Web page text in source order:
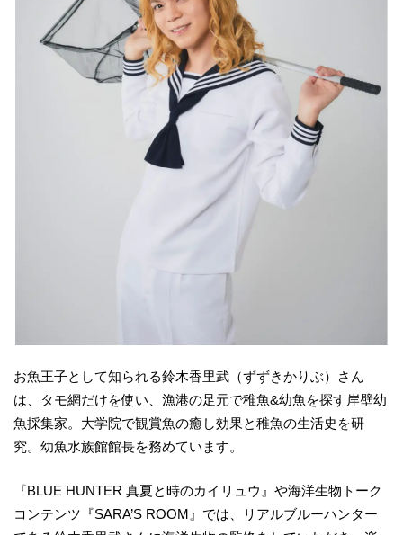
お魚王子として知られる鈴木香里武（ずずきかりぶ）さん
は、タモ網だけを使い、漁港の足元で稚魚&幼魚を探す岸壁幼
魚採集家。大学院で観賞魚の癒し効果と稚魚の生活史を研
究。幼魚水族館館長を務めています。
『BLUE HUNTER 真夏と時のカイリュウ』や海洋生物トーク
コンテンツ『SARA’S ROOM』では、リアルブルーハンター